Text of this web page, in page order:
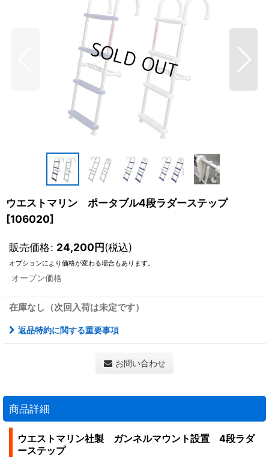
ウエストマリン ポータブル4段ラダーステップ
[106020]
販売価格: 24,200円(税込)
オプションにより価格が変わる場合もあります。
オープン価格
在庫なし（次回入荷は未定です）
返品特約に関する重要事項
お問い合わせ
商品詳細
ウエストマリン社製 ガンネルマウント設置 4段ラダ
ーステップ